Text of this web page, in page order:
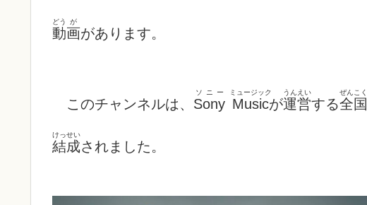
動
どう
画
が
があります。
このチャンネルは、 Sony
ソニー
Music
ミュージック
が運営
うんえい
する全国
ぜんこく
結成
けっせい
されました。